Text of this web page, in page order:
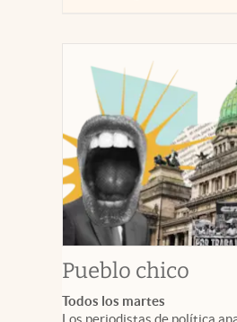
Pueblo chico
Todos los martes
Los periodistas de política